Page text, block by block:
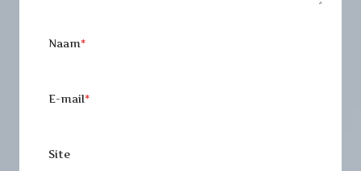
Naam*
E-mail*
Site